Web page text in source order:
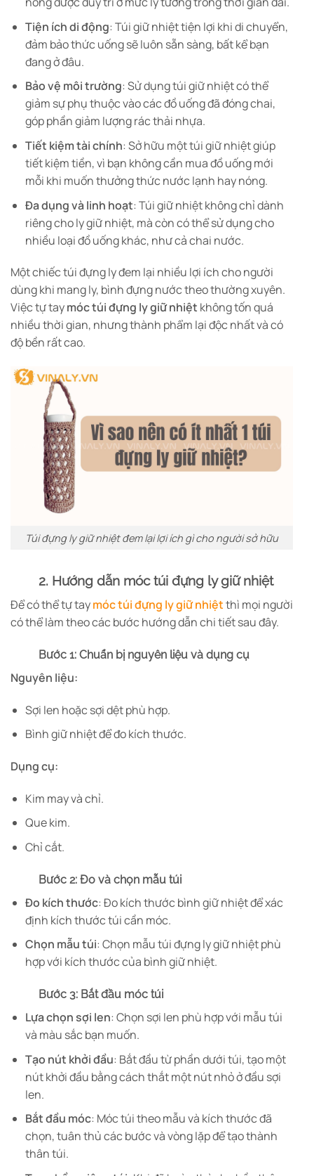
Tiện ích di động: Túi giữ nhiệt tiện lợi khi di chuyển,
đảm bảo thức uống sẽ luôn sẵn sàng, bất kể bạn
đang ở đâu.
Bảo vệ môi trường: Sử dụng túi giữ nhiệt có thể
giảm sự phụ thuộc vào các đồ uống đã đóng chai,
góp phần giảm lượng rác thải nhựa.
Tiết kiệm tài chính: Sở hữu một túi giữ nhiệt giúp
tiết kiệm tiền, vì bạn không cần mua đồ uống mới
mỗi khi muốn thưởng thức nước lạnh hay nóng.
Đa dụng và linh hoạt: Túi giữ nhiệt không chỉ dành
riêng cho ly giữ nhiệt, mà còn có thể sử dụng cho
nhiều loại đồ uống khác, như cả chai nước.
Một chiếc túi đựng ly đem lại nhiều lợi ích cho người
dùng khi mang ly, bình đựng nước theo thường xuyên.
Việc tự taymóc túi đựng ly giữ nhiệt không tốn quá
nhiều thời gian, nhưng thành phẩm lại độc nhất và có
độ bền rất cao.
Túi đựng ly giữ nhiệt đem lại lợi ích gì cho người sở hữu
2. Hướng dẫn móc túi đựng ly giữ nhiệt
Để có thể tự taymóc túi đựng ly giữ nhiệtthì mọi người
có thể làm theo các bước hướng dẫn chi tiết sau đây.
Bước 1: Chuẩn bị nguyên liệu và dụng cụ
Nguyên liệu:
Sợi len hoặc sợi dệt phù hợp.
Bình giữ nhiệt để đo kích thước.
Dụng cụ:
Kim may và chỉ.
Que kim.
Chỉ cắt.
Bước 2: Đo và chọn mẫu túi
Đo kích thước: Đo kích thước bình giữ nhiệt để xác
định kích thước túi cần móc.
Chọn mẫu túi: Chọn mẫu túi đựng ly giữ nhiệt phù
hợp với kích thước của bình giữ nhiệt.
Bước 3: Bắt đầu móc túi
Lựa chọn sợi len: Chọn sợi len phù hợp với mẫu túi
và màu sắc bạn muốn.
Tạo nút khởi đầu: Bắt đầu từ phần dưới túi, tạo một
nút khởi đầu bằng cách thắt một nút nhỏ ở đầu sợi
len.
Bắt đầu móc: Móc túi theo mẫu và kích thước đã
chọn, tuân thủ các bước và vòng lặp để tạo thành
thân túi.